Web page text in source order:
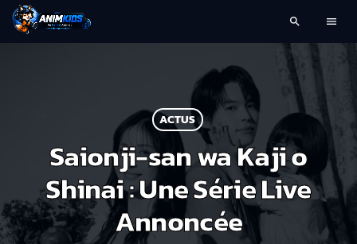
search menu
ACTUS
Saionji-san wa Kaji o
Shinai : Une Série Live
Annoncée